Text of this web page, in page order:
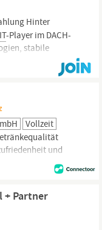
Hinter
IT-Player im DACH-
stabile
steht. Aufgaben
Server-
Vollzeit
und
Erhaltung
im F&B
oder eine
sowie...
+ Partner